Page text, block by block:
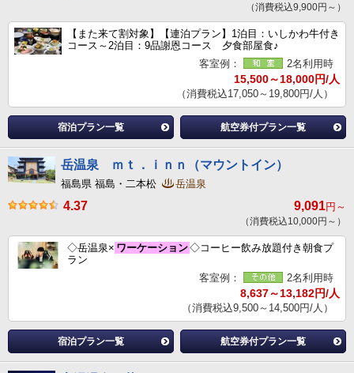
（消費税込9,900円～）
【また来て割対象】【連泊プラン】1泊目：いしかわ牛付き
コース～2泊目：9品謝恩コース 夕食部屋食♪
客室例：
2名利用時
15,500～18,000円/人
（消費税込17,050～19,800円/人）
宿泊プラン一覧 航空券付プラン一覧
岳温泉 ｍｔ．ｉｎｎ（マウントイン）
福島県 福島・二本松 岳温泉
4.37 9,091円～
（消費税込10,000円～）
◇岳温泉× ワーケーション◇コーヒー飲み放題付き朝食プ
ラン
客室例：
2名利用時
8,637～13,182円/人
（消費税込9,500～14,500円/人）
宿泊プラン一覧 航空券付プラン一覧